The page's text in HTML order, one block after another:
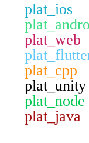
plat_ios
plat_web
plat_cpp
plat_unity
plat_node
plat_java